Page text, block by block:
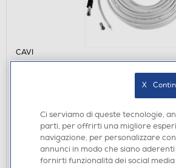
CAVI
Acquisto online:disponibile
Ritiro in negozio in 30' gratuito:
AGGIUNGI
Ci serviamo di queste tecnologie,
parti, per offrirti una migliore
navigazione, per personalizzare
annunci in modo che siano
fornirti funzionalità dei social media
X